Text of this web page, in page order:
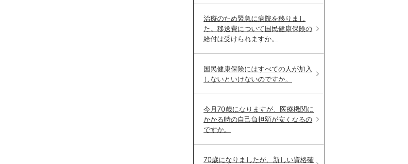
治療のため緊急に病院を移りまし
た。移送費について国民健康保険の
給付は受けられますか。
国民健康保険にはすべての人が加入
しないといけないのですか。
今月70歳になりますが、医療機関に
かかる時の自己負担額が安くなるの
ですか。
70歳になりましたが、新しい資格確